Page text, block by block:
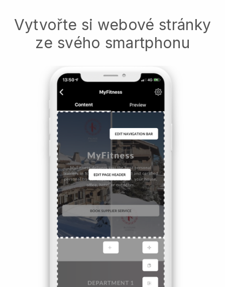
Vytvořte si webové stránky
ze svého smartphonu